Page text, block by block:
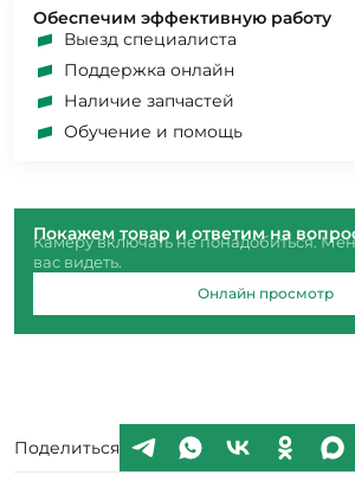
Обеспечим эффективную работу
Выезд специалиста
Поддержка онлайн
Наличие запчастей
Обучение и помощь
Покажем товар и ответим на
Камеру включать не понадобиться.
вас видеть.
Онлайн просмотр
Поделиться